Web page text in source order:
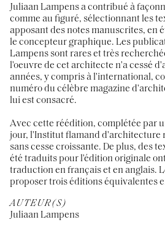
Juliaan Lampens a contribué à
comme au figuré, sélectionnant les
apposant des notes manuscrites, en
le concepteur graphique. Les
Lampens sont rares et très
l'oeuvre de cet architecte n'a cessé
années, y compris à l'international,
numéro du célèbre magazine
lui est consacré.
Avec cette réédition, complétée par
jour, l'Institut flamand d'architecture
sans cesse croissante. De plus, des
été traduits pour l'édition originale
traduction en français et en anglais.
proposer trois éditions équivalentes
AUTEUR(S)
Juliaan Lampens